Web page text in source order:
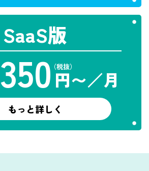
SaaS版
350 （税抜）
円〜／月
もっと詳しく